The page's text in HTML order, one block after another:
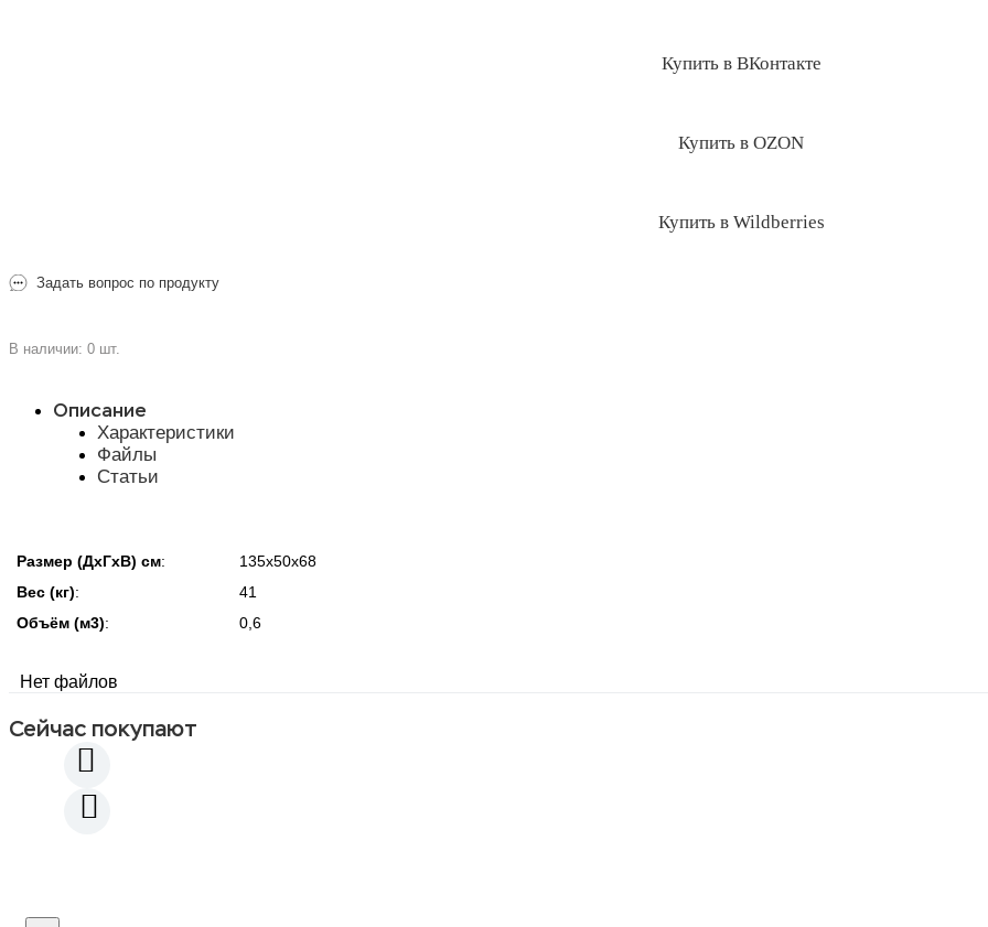
Купить в ВКонтакте
Купить в OZON
Купить в Wildberries
Задать вопрос по продукту
В наличии: 0 шт.
Описание
Характеристики
Файлы
Статьи
Размер (ДхГхВ) см:
135х50х68
Вес (кг):
41
Объём (м3): 0,6
Нет файлов
Сейчас покупают